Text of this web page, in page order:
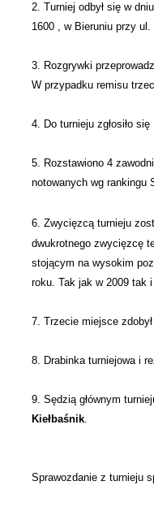
2. Turniej odbył się w
1600 , w Bieruniu przy
3. Rozgrywki
W przypadku remisu
4. Do turnieju zgłosiło
5. Rozstawiono 4
notowanych wg rankingu
6. Zwycięzcą turnieju
dwukrotnego zwycięzcę
stojącym na wysokim
roku. Tak jak w 2009 tak
7. Trzecie miejsce zdobył
8. Drabinka turniejowa i
9. Sędzią głównym
Kiełbaśnik.
Sprawozdanie z turnieju